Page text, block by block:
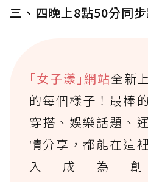
三、四晚上8點50分同
｢女子漾｣網站全新
的每個樣子！最棒
穿搭、娛樂話題、
情分享，都能在這
入成為